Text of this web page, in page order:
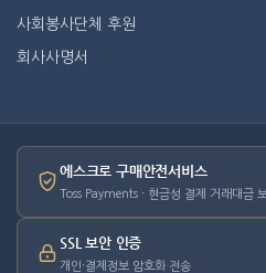
사회봉사단체 후원
회사사명서
에스크로 구매안전서비스
Toss Payments · 현금성 결제 거래대금
SSL 보안 인증
개인·결제정보 암호화 전송